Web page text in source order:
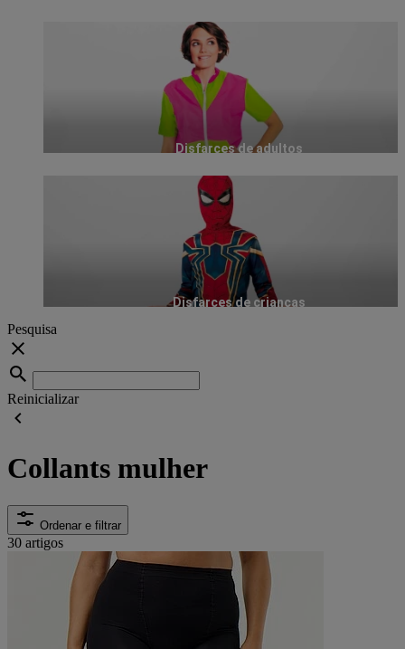
Disfarces de adultos
Disfarces de crianças
Pesquisa
Reinicializar
Collants mulher
Ordenar e filtrar
30 artigos